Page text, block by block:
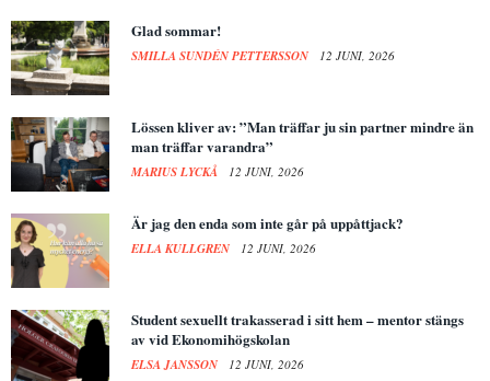
Glad sommar!
SMILLA SUNDÉN PETTERSSON 12 JUNI, 2026
Lössen kliver av: ”Man träffar ju sin partner mindre än
man träffar varandra”
MARIUS LYCKÅ 12 JUNI, 2026
Är jag den enda som inte går på uppåttjack?
ELLA KULLGREN 12 JUNI, 2026
Student sexuellt trakasserad i sitt hem – mentor stängs
av vid Ekonomihögskolan
ELSA JANSSON 12 JUNI, 2026